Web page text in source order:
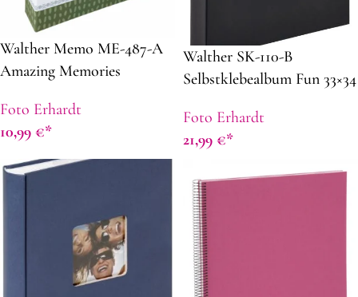
Walther Memo ME-487-A
Amazing Memories
Foto Erhardt
10,99 €
Walther SK-110-B
Selbstklebealbum Fun 33×34
Foto Erhardt
21,99 €